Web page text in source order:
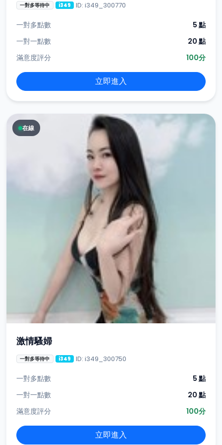
一對多等待中 i349 ID: i349_300770
一對多點數
5 點
一對一點數
20 點
滿意度評分
100分
立即進入
在線
激情騷婦
一對多等待中 i349 ID: i349_300750
一對多點數
5 點
一對一點數
20 點
滿意度評分
100分
立即進入